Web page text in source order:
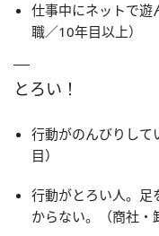
仕事中にネットで遊
職／10年目以上）
とろい！
行動がのんびりして
目）
行動がとろい人。足
からない。（商社・